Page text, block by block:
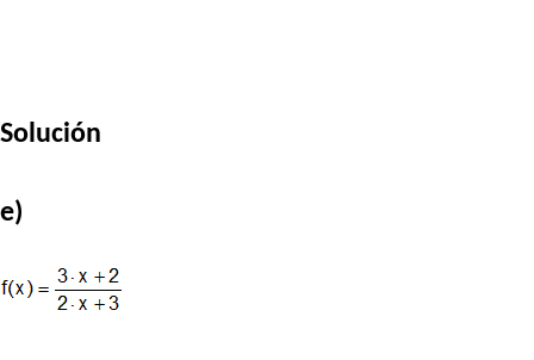
Solución
e)